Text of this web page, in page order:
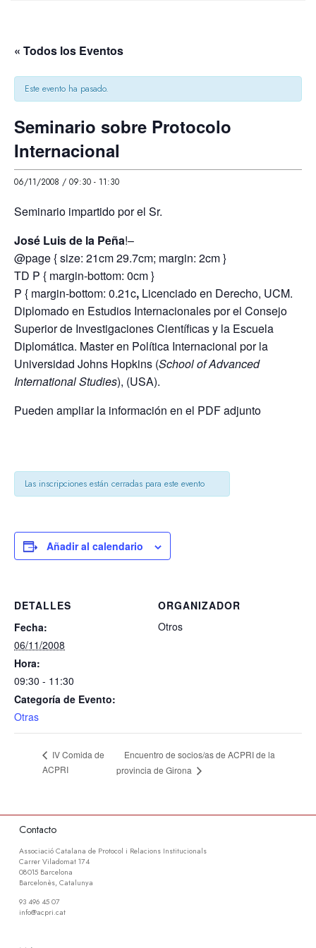
« Todos los Eventos
Este evento ha pasado.
Seminario sobre Protocolo
Internacional
06/11/2008 / 09:30 - 11:30
Seminario impartido por el Sr.
José Luis de la Peña!–
@page { size: 21cm 29.7cm; margin: 2cm }
TD P { margin-bottom: 0cm }
P { margin-bottom: 0.21c, Licenciado en Derecho, UCM.
Diplomado en Estudios Internacionales por el Consejo
Superior de Investigaciones Científicas y la Escuela
Diplomática. Master en Política Internacional por la
Universidad Johns Hopkins (School of Advanced
International Studies), (USA).
Pueden ampliar la información en el PDF adjunto
Las inscripciones están cerradas para este evento
Añadir al calendario
DETALLES
Fecha:
06/11/2008
Hora:
09:30 - 11:30
Categoría de Evento:
Otras
ORGANIZADOR
Otros
IV Comida de
ACPRI
Encuentro de socios/as de ACPRI de la
provincia de Girona
Contacto
Associació Catalana de Protocol i Relacions Institucionals
Carrer Viladomat 174
08015 Barcelona
Barcelonès, Catalunya
93 496 45 07
info@acpri.cat